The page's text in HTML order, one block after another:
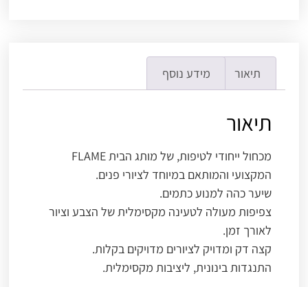
תיאור מידע נוסף
תיאור
מכחול ייחודי לטיפות, של מותג הבית FLAME
המקצועי והמותאם במיוחד לציורי פנים.
שיער כהה למנוע כתמים.
צפיפות מעולה לטעינה מקסימלית של הצבע וציור
לאורך זמן.
קצה דק ומדויק לציורים מדויקים בקלות.
התנגדות בינונית, ליציבות מקסימלית.